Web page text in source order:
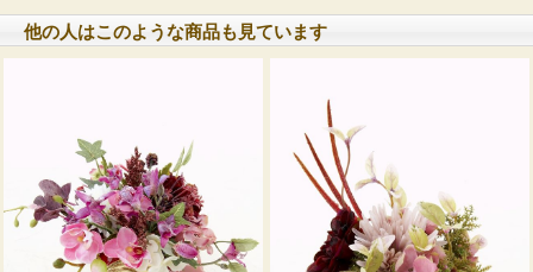
他の人はこのような商品も見ています